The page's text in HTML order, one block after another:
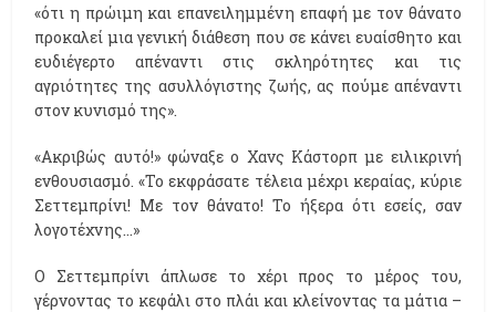
«ότι η πρώιμη και επανειλημμένη επαφή με τον θάνατο
προκαλεί μια γενική διάθεση που σε κάνει ευαίσθητο και
ευδιέγερτο απέναντι στις σκληρότητες και τις
αγριότητες της ασυλλόγιστης ζωής, ας πούμε απέναντι
στον κυνισμό της».
«Ακριβώς αυτό!» φώναξε ο Χανς Κάστορπ με ειλικρινή
ενθουσιασμό. «Το εκφράσατε τέλεια μέχρι κεραίας, κύριε
Σεττεμπρίνι! Με τον θάνατο! Το ήξερα ότι εσείς, σαν
λογοτέχνης…»
Ο Σεττεμπρίνι άπλωσε το χέρι προς το μέρος του,
γέρνοντας το κεφάλι στο πλάι και κλείνοντας τα μάτια –